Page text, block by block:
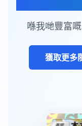
喺我哋豐富
獲取更多